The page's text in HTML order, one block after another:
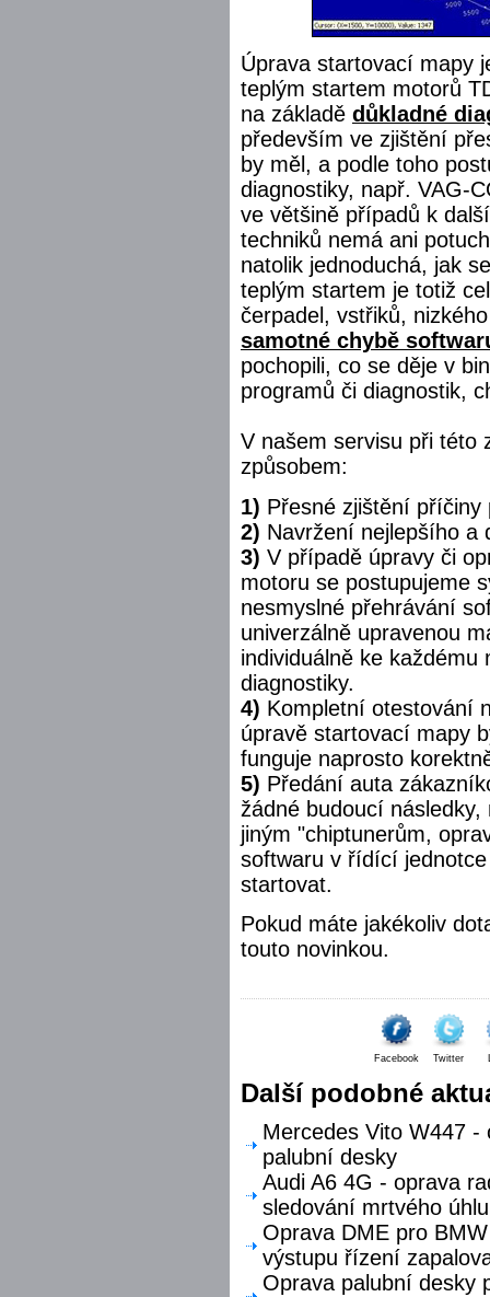
Úprava startovací mapy
teplým startem motorů
na základě důkladné
především ve zjištění
by měl, a podle toho
diagnostiky, např. VAG-
ve většině případů k
techniků nemá ani
natolik jednoduchá, jak
teplým startem je totiž
čerpadel, vstřiků,
samotné chybě
pochopili, co se děje v
programů či diagnostik,
V našem servisu při této
způsobem:
1) Přesné zjištění příčiny
2) Navržení nejlepšího a
3) V případě úpravy či
motoru se postupujeme
nesmyslné přehrávání
univerzálně upravenou
individuálně ke
diagnostiky.
4) Kompletní otestování
úpravě startovací mapy
funguje naprosto
5) Předání auta
žádné budoucí
jiným "chiptunerům,
softwaru v řídící
startovat.
Pokud máte jakékoliv
touto novinkou.
Facebook Twitter
Další podobné
Mercedes Vito W447
palubní desky
Audi A6 4G - oprava
sledování mrtvého úhlu
Oprava DME pro
výstupu řízení
Oprava palubní desky